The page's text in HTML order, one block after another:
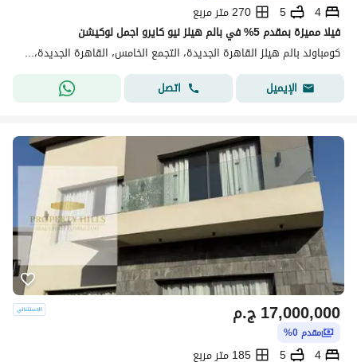
4
5
270 متر مربع
فيلا مميزة بمقدم 5% في بالم هيلز نيو كايرو اجمل لوكيشن
كومباوند بالم هيلز القاهرة الجديدة، التجمع الخامس، القاهرة الجديدة، القاهرة
الإيميل
اتصل
ج.م17,000,000
مقدم 0%
4
5
185 متر مربع